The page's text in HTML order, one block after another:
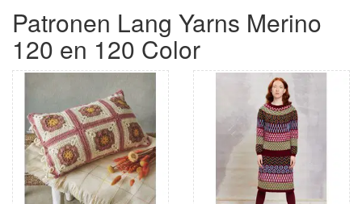
Patronen Lang Yarns Merino
120 en 120 Color